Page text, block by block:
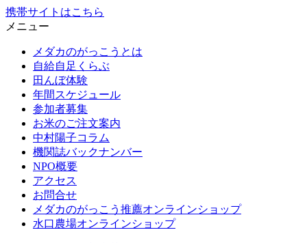
携帯サイトはこちら
メニュー
メダカのがっこうとは
自給自足くらぶ
田んぼ体験
年間スケジュール
参加者募集
お米のご注文案内
中村陽子コラム
機関誌バックナンバー
NPO概要
アクセス
お問合せ
メダカのがっこう推薦オンラインショップ
水口農場オンラインショップ